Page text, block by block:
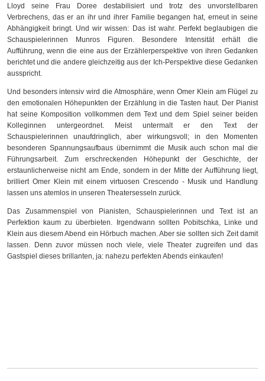
Lloyd seine Frau Doree destabilisiert und trotz des unvorstellbaren
Verbrechens, das er an ihr und ihrer Familie begangen hat, erneut in seine
Abhängigkeit bringt. Und wir wissen: Das ist wahr. Perfekt beglaubigen die
Schauspielerinnen Munros Figuren. Besondere Intensität erhält die
Aufführung, wenn die eine aus der Erzählerperspektive von ihren Gedanken
berichtet und die andere gleichzeitig aus der Ich-Perspektive diese Gedanken
ausspricht.
Und besonders intensiv wird die Atmosphäre, wenn Omer Klein am Flügel zu
den emotionalen Höhepunkten der Erzählung in die Tasten haut. Der Pianist
hat seine Komposition vollkommen dem Text und dem Spiel seiner beiden
Kolleginnen untergeordnet. Meist untermalt er den Text der
Schauspielerinnen unaufdringlich, aber wirkungsvoll; in den Momenten
besonderen Spannungsaufbaus übernimmt die Musik auch schon mal die
Führungsarbeit. Zum erschreckenden Höhepunkt der Geschichte, der
erstaunlicherweise nicht am Ende, sondern in der Mitte der Aufführung liegt,
brilliert Omer Klein mit einem virtuosen Crescendo - Musik und Handlung
lassen uns atemlos in unseren Theatersesseln zurück.
Das Zusammenspiel von Pianisten, Schauspielerinnen und Text ist an
Perfektion kaum zu überbieten. Irgendwann sollten Pobitschka, Linke und
Klein aus diesem Abend ein Hörbuch machen. Aber sie sollten sich Zeit damit
lassen. Denn zuvor müssen noch viele, viele Theater zugreifen und das
Gastspiel dieses brillanten, ja: nahezu perfekten Abends einkaufen!